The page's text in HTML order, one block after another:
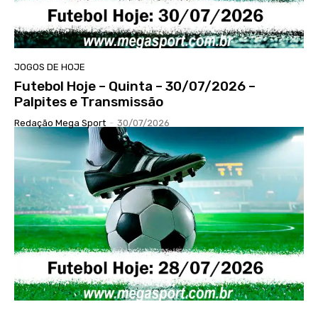
JOGOS DE HOJE
Futebol Hoje – Quinta – 30/07/2026 –
Palpites e Transmissão
Redação Mega Sport - 30/07/2026